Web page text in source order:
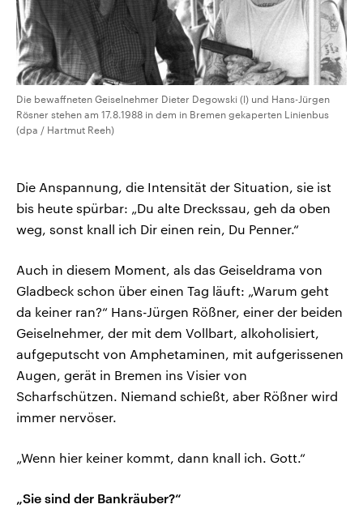
Die bewaffneten Geiselnehmer Dieter Degowski (l) und Hans-Jürgen
Rösner stehen am 17.8.1988 in dem in Bremen gekaperten Linienbus
(dpa / Hartmut Reeh)
Die Anspannung, die Intensität der Situation, sie ist
bis heute spürbar: „Du alte Dreckssau, geh da oben
weg, sonst knall ich Dir einen rein, Du Penner.“
Auch in diesem Moment, als das Geiseldrama von
Gladbeck schon über einen Tag läuft: „Warum geht
da keiner ran?“ Hans-Jürgen Rößner, einer der beiden
Geiselnehmer, der mit dem Vollbart, alkoholisiert,
aufgeputscht von Amphetaminen, mit aufgerissenen
Augen, gerät in Bremen ins Visier von
Scharfschützen. Niemand schießt, aber Rößner wird
immer nervöser.
„Wenn hier keiner kommt, dann knall ich. Gott.“
„Sie sind der Bankräuber?“